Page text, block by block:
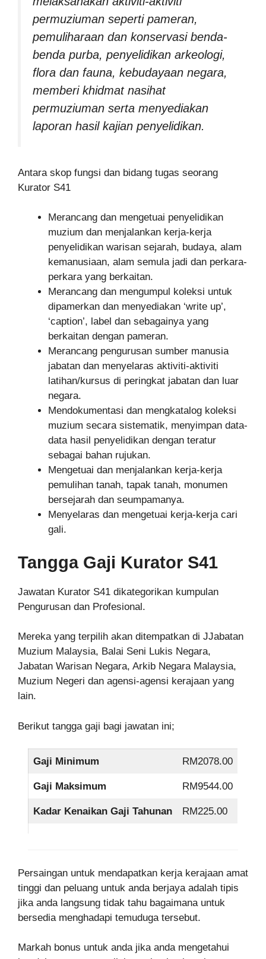
permuziuman seperti pameran,
pemuliharaan dan konservasi benda-
benda purba, penyelidikan arkeologi,
flora dan fauna, kebudayaan negara,
memberi khidmat nasihat
permuziuman serta menyediakan
laporan hasil kajian penyelidikan.
Antara skop fungsi dan bidang tugas seorang
Kurator S41
Merancang dan mengetuai penyelidikan
muzium dan menjalankan kerja-kerja
penyelidikan warisan sejarah, budaya, alam
kemanusiaan, alam semula jadi dan perkara-
perkara yang berkaitan.
Merancang dan mengumpul koleksi untuk
dipamerkan dan menyediakan ‘write up’,
‘caption’, label dan sebagainya yang
berkaitan dengan pameran.
Merancang pengurusan sumber manusia
jabatan dan menyelaras aktiviti-aktiviti
latihan/kursus di peringkat jabatan dan luar
negara.
Mendokumentasi dan mengkatalog koleksi
muzium secara sistematik, menyimpan data-
data hasil penyelidikan dengan teratur
sebagai bahan rujukan.
Mengetuai dan menjalankan kerja-kerja
pemulihan tanah, tapak tanah, monumen
bersejarah dan seumpamanya.
Menyelaras dan mengetuai kerja-kerja cari
gali.
Tangga Gaji Kurator S41
Jawatan Kurator S41 dikategorikan kumpulan
Pengurusan dan Profesional.
Mereka yang terpilih akan ditempatkan di JJabatan
Muzium Malaysia, Balai Seni Lukis Negara,
Jabatan Warisan Negara, Arkib Negara Malaysia,
Muzium Negeri dan agensi-agensi kerajaan yang
lain.
Berikut tangga gaji bagi jawatan ini;
Gaji Minimum RM2078.00
Gaji Maksimum RM9544.00
Kadar Kenaikan Gaji Tahunan RM225.00
Persaingan untuk mendapatkan kerja kerajaan amat
tinggi dan peluang untuk anda berjaya adalah tipis
jika anda langsung tidak tahu bagaimana untuk
bersedia menghadapi temuduga tersebut.
Markah bonus untuk anda jika anda mengetahui